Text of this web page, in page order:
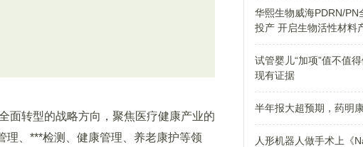
转型的战略方向，聚焦医疗健康产业的
、***检测、健康管理、养老康护等领
华熙生物威海PDRN/PN
投产 开启生物活性材料
试管婴儿“加项”值不值
现有证据
半年报大超预期，药明
人形机器人做手术上《